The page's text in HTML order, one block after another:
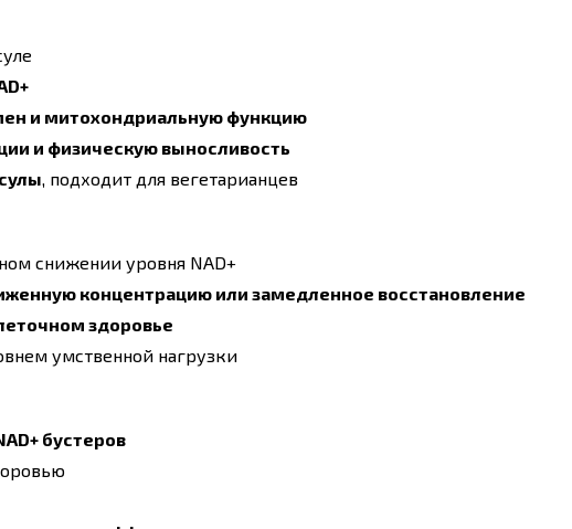
и митохондриальную функцию
и физическую выносливость
, подходит для вегетарианцев
снижении уровня NAD+
концентрацию или замедленное восстановление
здоровье
умственной нагрузки
бустеров